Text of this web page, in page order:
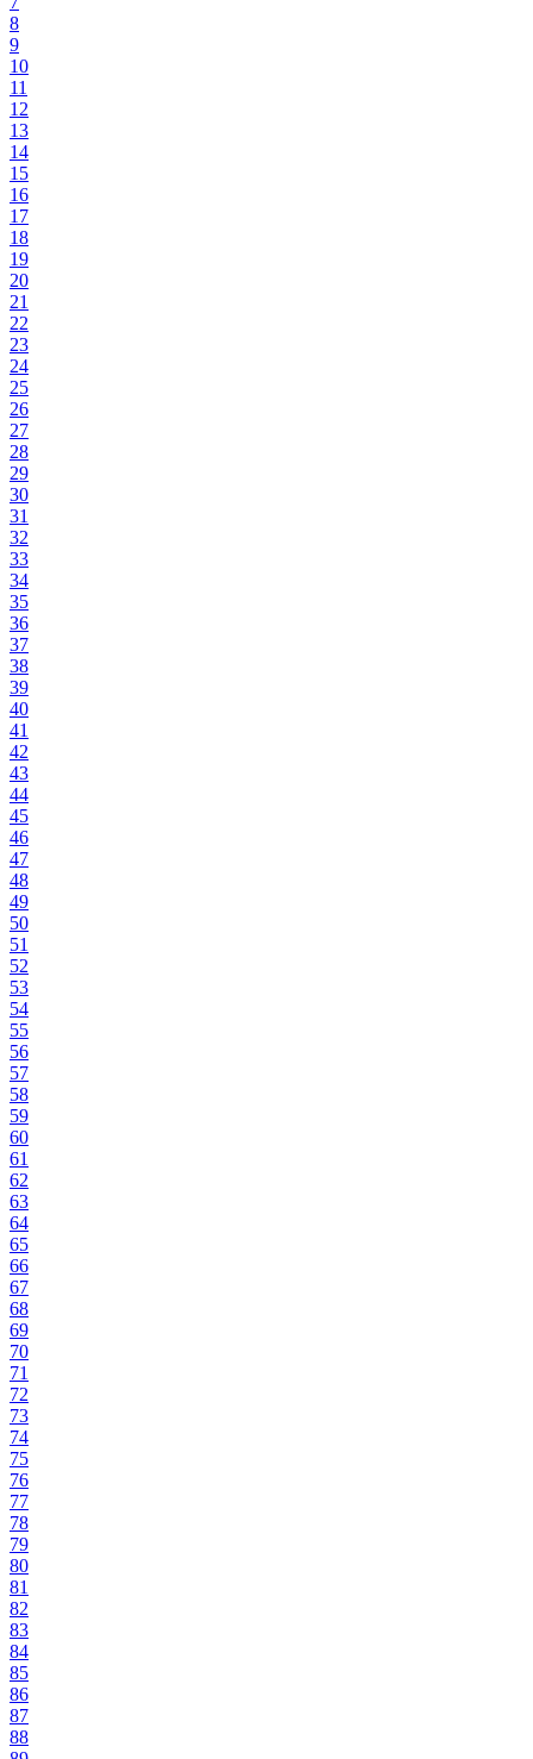
8
9
10
11
12
13
14
15
16
17
18
19
20
21
22
23
24
25
26
27
28
29
30
31
32
33
34
35
36
37
38
39
40
41
42
43
44
45
46
47
48
49
50
51
52
53
54
55
56
57
58
59
60
61
62
63
64
65
66
67
68
69
70
71
72
73
74
75
76
77
78
79
80
81
82
83
84
85
86
87
88